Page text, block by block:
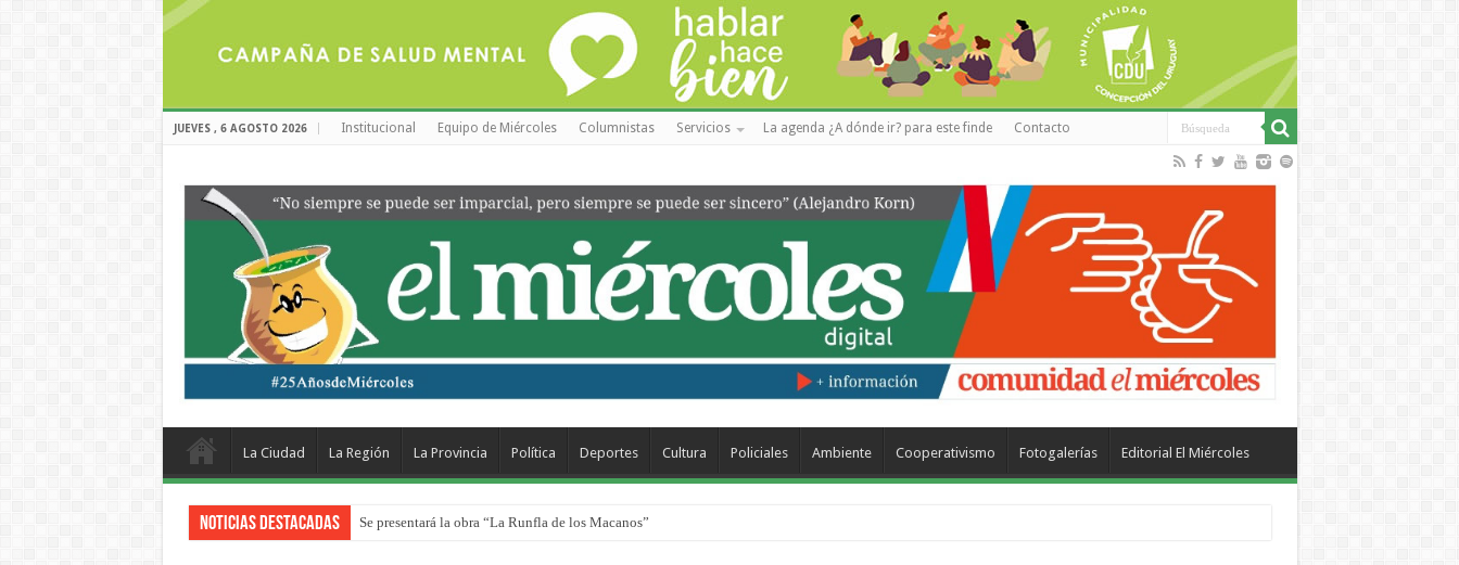
JUEVES , 6 AGOSTO 2026 Institucional Equipo de Miércoles Columnistas Servicios La agenda ¿A dónde ir? para este finde Contacto
La Ciudad La Región La Provincia Política Deportes Cultura Policiales Ambiente Cooperativismo Fotogalerías Editorial El Miércoles
Noticias Destacadas Preparan otro encuentro de autos clásicos y antiguos